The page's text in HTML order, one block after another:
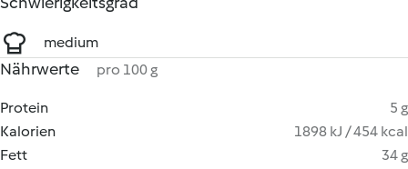
medium
Nährwerte pro 100 g
Protein
5 g
Kalorien
1898 kJ / 454 kcal
Fett
34 g